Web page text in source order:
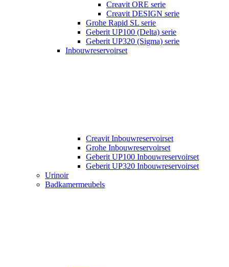
Creavit ORE serie
Creavit DESIGN serie
Grohe Rapid SL serie
Geberit UP100 (Delta) serie
Geberit UP320 (Sigma) serie
Inbouwreservoirset
Creavit Inbouwreservoirset
Grohe Inbouwreservoirset
Geberit UP100 Inbouwreservoirset
Geberit UP320 Inbouwreservoirset
Urinoir
Badkamermeubels